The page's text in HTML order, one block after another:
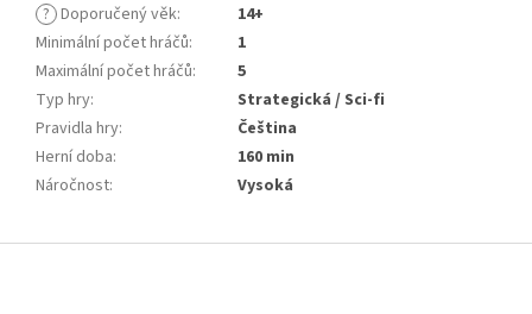
? Doporučený věk:
14+
Minimální počet hráčů:
1
Maximální počet hráčů:
5
Typ hry:
Strategická / Sci-fi
Pravidla hry:
Čeština
Herní doba:
160 min
Náročnost: Vysoká